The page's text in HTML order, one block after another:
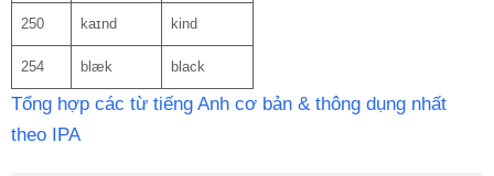
250 kaɪnd kind
254 blæk black
Tổng hợp các từ tiếng Anh cơ bản & thông dụng nhất
theo IPA